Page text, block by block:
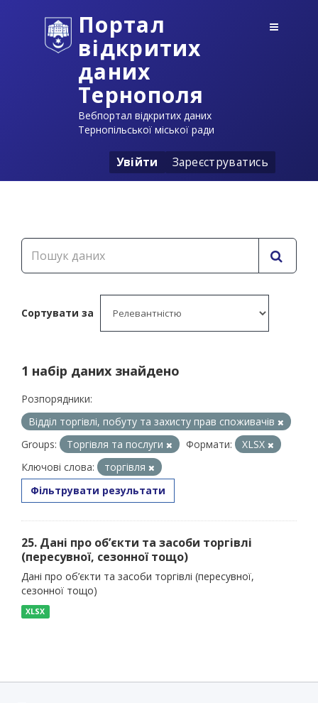
Портал
відкритих
даних
Тернополя
Вебпортал відкритих даних
Тернопільської міської ради
Увійти Зареєструватись
Сортувати за
1 набір даних знайдено
Розпорядники:
Відділ торгівлі, побуту та захисту прав споживачів
Groups:
Торгівля та послуги Формати:
XLSX
Ключові слова:
торгівля
Фільтрувати результати
25. Дані про об’єкти та засоби торгівлі
(пересувної, сезонної тощо)
Дані про об’єкти та засоби торгівлі (пересувної,
сезонної тощо)
XLSX